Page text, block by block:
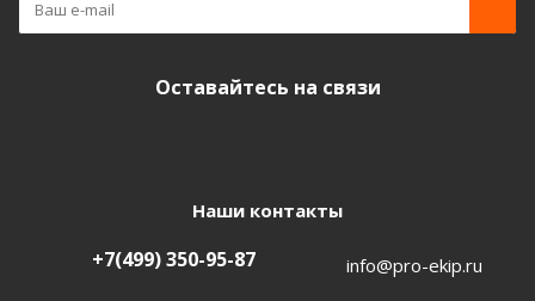
Оставайтесь на связи
Наши контакты
+7(499) 350-95-87 info@pro-ekip.ru